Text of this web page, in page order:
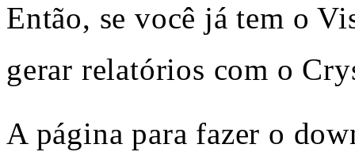
Então, se você já tem o
gerar relatórios com o
A página para fazer o